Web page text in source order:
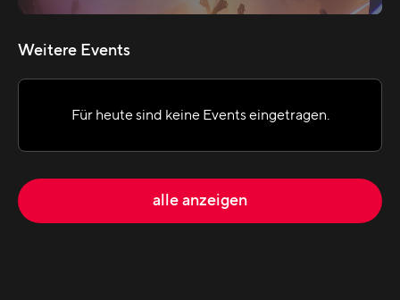
Weitere Events
Für heute sind keine Events eingetragen.
alle anzeigen